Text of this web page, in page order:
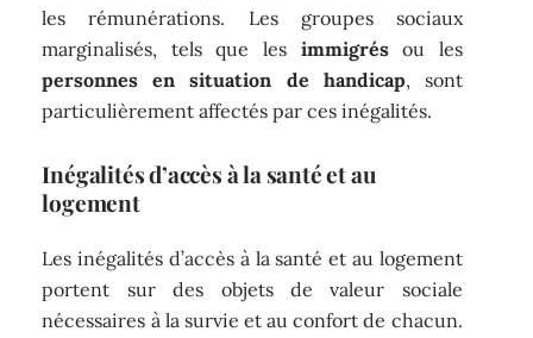
les rémunérations. Les groupes sociaux
marginalisés, tels que les immigrésou les
personnes en situation de handicap, sont
particulièrement affectés par ces inégalités.
Inégalités d’accès à la santé et au
logement
Les inégalités d’accès à la santé et au logement
portent sur des objets de valeur sociale
nécessaires à la survie et au confort de chacun.